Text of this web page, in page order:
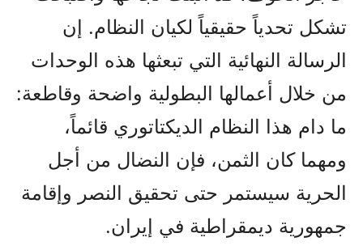
تشكل تحدياً حقيقياً لكيان النظام. إن
الرسالة النهائية التي تبعثها هذه الوحدات
من خلال أعمالها البطولية واضحة وقاطعة:
ما دام هذا النظام الديكتاتوري قائماً،
ومهما كان الثمن، فإن النضال من أجل
الحرية سيستمر حتى تحقيق النصر وإقامة
جمهورية ديمقراطية في إيران.